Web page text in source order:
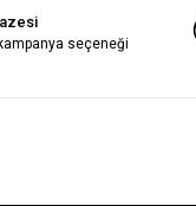
seçeneği